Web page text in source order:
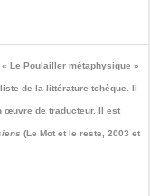
Le Poulailler métaphysique »
de la littérature tchèque. Il
œuvre de traducteur. Il est
(Le Mot et le reste, 2003 et